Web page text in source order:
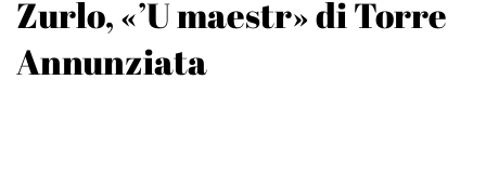
Zurlo, «’U maestr» di Torre
Annunziata